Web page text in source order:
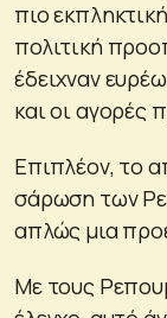
πιο
πολιτική
έδειχναν
και οι αγορές
Επιπλέον, το
σάρωση των
απλώς μια
Με τους